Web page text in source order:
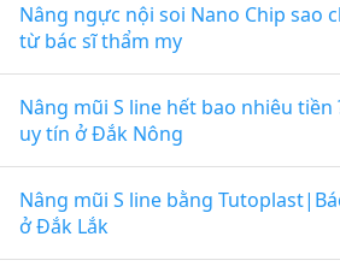
Nâng ngực nội soi Nano Chip sao
từ bác sĩ thẩm my
Nâng mũi S line hết bao nhiêu
uy tín ở Đắk Nông
Nâng mũi S line bằng
ở Đắk Lắk